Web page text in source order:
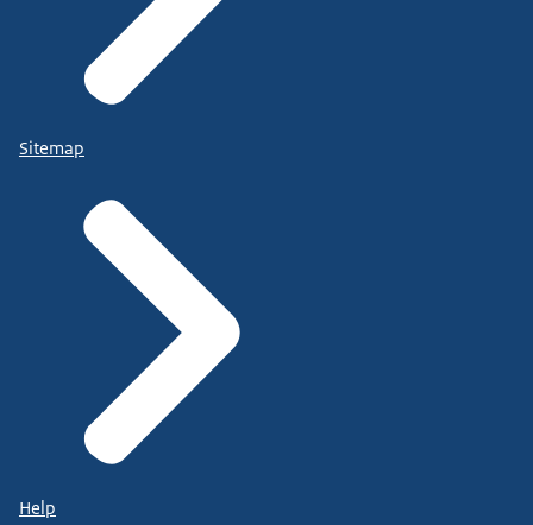
Sitemap
Help